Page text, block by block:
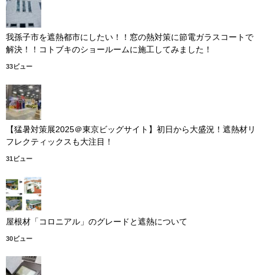
我孫子市を遮熱都市にしたい！！窓の熱対策に節電ガラスコートで
解決！！コトブキのショールームに施工してみました！
33ビュー
【猛暑対策展2025＠東京ビッグサイト】初日から大盛況！遮熱材リ
フレクティックスも大注目！
31ビュー
屋根材「コロニアル」のグレードと遮熱について
30ビュー